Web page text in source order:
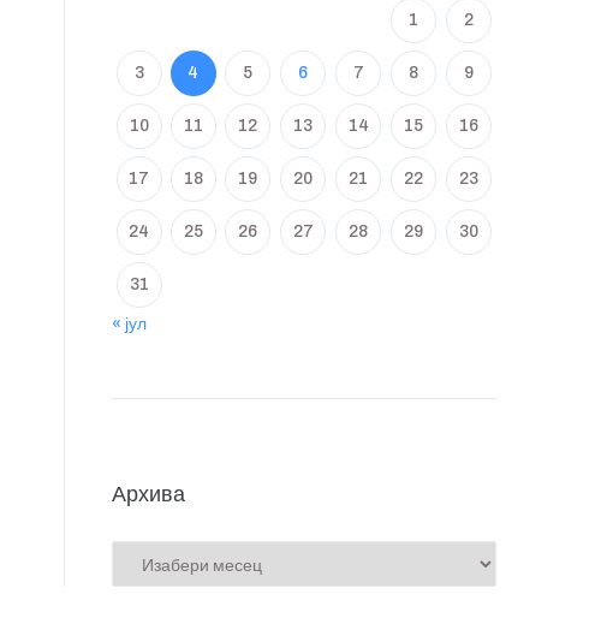
1 2
3 4 5 6 7 8 9
10 11 12 13 14 15 16
17 18 19 20 21 22 23
24 25 26 27 28 29 30
31
« јул
Архива